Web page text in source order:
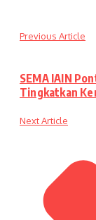
Previous Article
SEMA IAIN
Tingkatkan
Next Article